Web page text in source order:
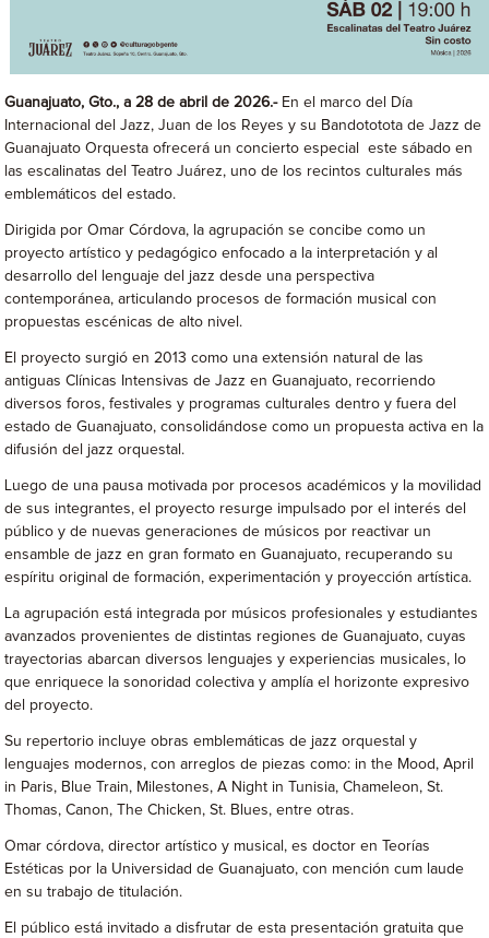
Guanajuato, Gto., a 28 de abril de 2026.-En el marco del Día
Internacional del Jazz, Juan de los Reyes y su Bandototota de Jazz de
Guanajuato Orquesta ofrecerá un concierto especial este sábado en
las escalinatas del Teatro Juárez, uno de los recintos culturales más
emblemáticos del estado.
Dirigida por Omar Córdova, la agrupación se concibe como un
proyecto artístico y pedagógico enfocado a la interpretación y al
desarrollo del lenguaje del jazz desde una perspectiva
contemporánea, articulando procesos de formación musical con
propuestas escénicas de alto nivel.
El proyecto surgió en 2013 como una extensión natural de las
antiguas Clínicas Intensivas de Jazz en Guanajuato, recorriendo
diversos foros, festivales y programas culturales dentro y fuera del
estado de Guanajuato, consolidándose como un propuesta activa en la
difusión del jazz orquestal.
Luego de una pausa motivada por procesos académicos y la movilidad
de sus integrantes, el proyecto resurge impulsado por el interés del
público y de nuevas generaciones de músicos por reactivar un
ensamble de jazz en gran formato en Guanajuato, recuperando su
espíritu original de formación, experimentación y proyección artística.
La agrupación está integrada por músicos profesionales y estudiantes
avanzados provenientes de distintas regiones de Guanajuato, cuyas
trayectorias abarcan diversos lenguajes y experiencias musicales, lo
que enriquece la sonoridad colectiva y amplía el horizonte expresivo
del proyecto.
Su repertorio incluye obras emblemáticas de jazz orquestal y
lenguajes modernos, con arreglos de piezas como: in the Mood, April
in Paris, Blue Train, Milestones, A Night in Tunisia, Chameleon, St.
Thomas, Canon, The Chicken, St. Blues, entre otras.
Omar córdova, director artístico y musical, es doctor en Teorías
Estéticas por la Universidad de Guanajuato, con mención cum laude
en su trabajo de titulación.
El público está invitado a disfrutar de esta presentación gratuita que